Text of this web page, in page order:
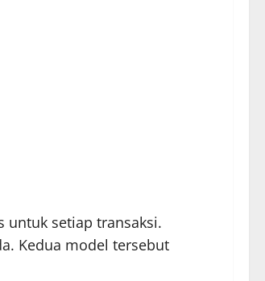
untuk setiap transaksi.
Kedua model tersebut